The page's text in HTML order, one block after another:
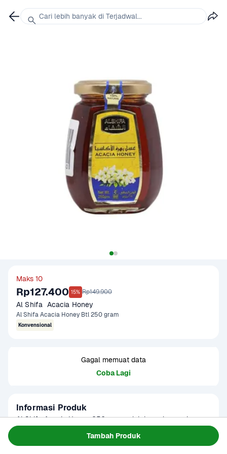
Tambah Produk
Maks 10
Rp127.400 15% Rp149.900
Al Shifa  Acacia Honey
Al Shifa Acacia Honey Btl 250 gram
Konvensional
Gagal memuat data
Coba Lagi
Informasi Produk
Al Shifa Acacia Honey 250 gram adalah madu murni
Memiliki warna terang keemasan dengan rasa manis yang
Cari lebih banyak di Terjadwal...